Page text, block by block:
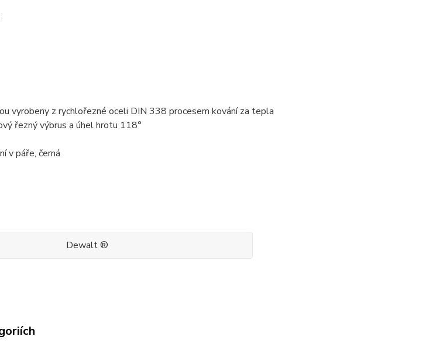
vyrobeny z rychlořezné oceli DIN 338 procesem kování za tepla
řezný výbrus a úhel hrotu 118°
v páře, černá
Dewalt ®